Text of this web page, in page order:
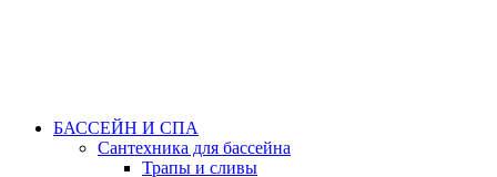
БАССЕЙН И СПА
Сантехника для бассейна
Трапы и сливы